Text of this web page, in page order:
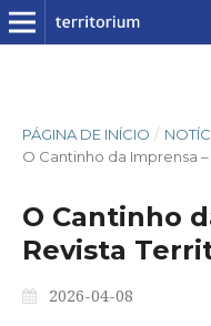
PÁGINA DE INÍCIO /
O Cantinho da Imprensa
O Cantinho
Revista
2026-04-08